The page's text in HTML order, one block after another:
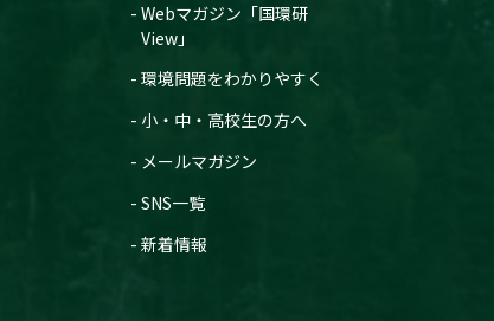
Webマガジン「国環研
View」
環境問題をわかりやすく
小・中・高校生の方へ
メールマガジン
SNS一覧
新着情報